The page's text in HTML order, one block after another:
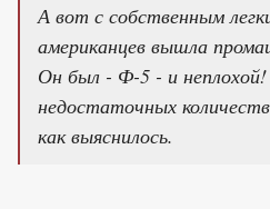
А вот с собственным
американцев вышла
Он был - Ф-5 - и
недостаточных
как выяснилось.